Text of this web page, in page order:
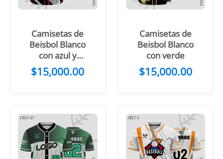
Camisetas de
Beisbol Blanco
con azul y
verde
$15,000.00
Camisetas de
Beisbol Blanco
con verde
$15,000.00